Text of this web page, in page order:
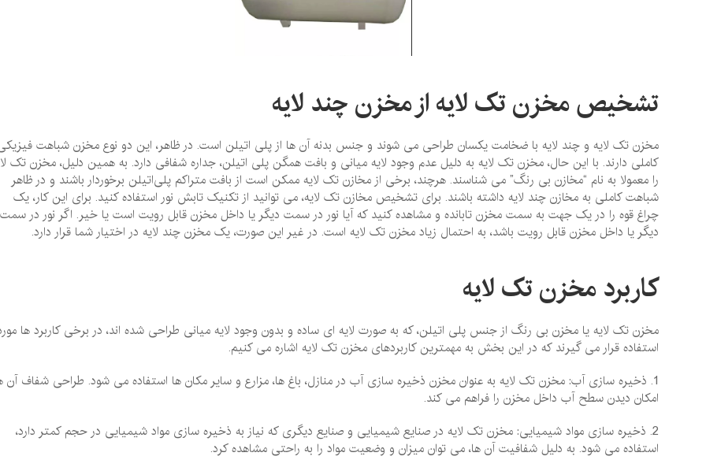
تشخیص مخزن تک لایه از مخزن چند لایه
مخزن تک لایه و چند لایه با ضخامت یکسان طراحی می ‌شوند و جنس بدنه آن ها از پلی ‌اتیلن است. در ظاهر، این دو نوع مخزن شباهت
کاملی دارند. با این حال، مخزن تک لایه به دلیل عدم وجود لایه میانی و بافت همگن پلی ‌اتیلن، جداره شفافی دارد. به همین دلیل، مخزن تک
را معمولا به نام “مخازن بی ‌رنگ” می‌ شناسند. هرچند، برخی از مخازن تک لایه ممکن است از بافت متراکم پلی‌اتیلن برخوردار باشند و در ظاهر
شباهت کاملی به مخازن چند لایه داشته باشند. برای تشخیص مخازن تک لایه، می‌ توانید از تکنیک تابش نور استفاده کنید. برای این کار، یک
چراغ قوه را در یک جهت به سمت مخزن تابانده و مشاهده کنید که آیا نور در سمت دیگر یا داخل مخزن قابل رویت است یا خیر. اگر نور در سمت
دیگر یا داخل مخزن قابل رویت باشد، به احتمال زیاد مخزن تک لایه است. در غیر این صورت، یک مخزن چند لایه در اختیار شما قرار دارد.
کاربرد مخزن تک لایه
مخزن تک لایه یا مخزن بی ‌رنگ از جنس پلی ‌اتیلن، که به صورت لایه ‌ای ساده و بدون وجود لایه میانی طراحی شده‌ اند، در برخی کاربرد ها
استفاده قرار می ‌گیرند که در این بخش به مهمترین کاربردهای مخزن تک لایه اشاره می کنیم.
1. ذخیره ‌سازی آب: مخزن تک لایه به عنوان مخزن ذخیره‌ سازی آب در منازل، باغ‌ ها، مزارع و سایر مکان ‌ها استفاده می‌ شود. طراحی شفاف آن
امکان دیدن سطح آب داخل مخزن را فراهم می ‌کند.
2. ذخیره‌ سازی مواد شیمیایی: مخزن تک لایه در صنایع شیمیایی و صنایع دیگری که نیاز به ذخیره ‌سازی مواد شیمیایی در حجم کمتر دارد،
استفاده می ‌شود. به دلیل شفافیت آن ها، می ‌توان میزان و وضعیت مواد را به راحتی مشاهده کرد.